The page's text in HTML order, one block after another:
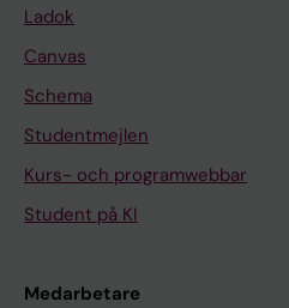
Ladok
Canvas
Schema
Studentmejlen
Kurs- och programwebbar
Student på KI
Medarbetare